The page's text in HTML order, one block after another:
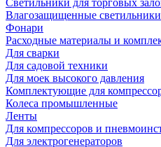
Светильники для торговых
Влагозащищенные светильники
Фонари
Расходные материалы и
Для сварки
Для садовой техники
Для моек высокого давления
Комплектующие для
Колеса промышленные
Ленты
Для компрессоров и
Для электрогенераторов